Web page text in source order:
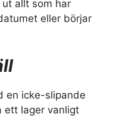
allt som har
eller börjar
en icke-slipande
ett lager vanligt